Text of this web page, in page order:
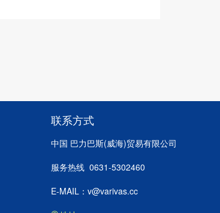
联系方式
中国 巴力巴斯(威海)贸易有限公司
服务热线 0631-5302460
E-MAIL：v@varivas.cc